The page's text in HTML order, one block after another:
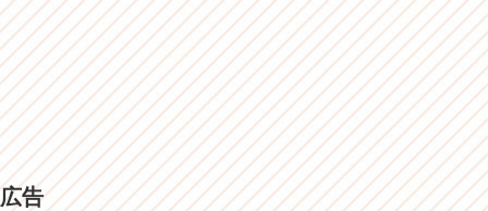
広告